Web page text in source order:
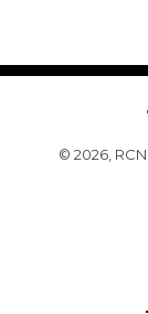
© 2026,